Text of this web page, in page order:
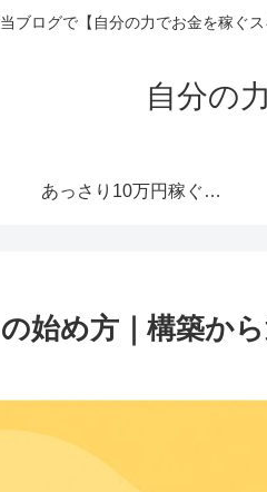
ブログで【自分の力でお金を稼ぐ
自分の
あっさり10万円稼ぐメルマガ
始め方｜構築か